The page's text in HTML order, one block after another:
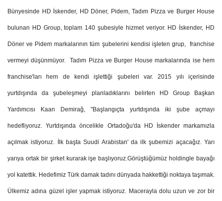
Bünyesinde HD İskender, HD Döner, Pidem, Tadım Pizza ve Burger House
bulunan HD Group, toplam 140 şubesiyle hizmet veriyor. HD İskender, HD
Döner ve Pidem markalarının tüm şubelerini kendisi işleten grup, franchise
vermeyi düşünmüyor. Tadım Pizza ve Burger House markalarında ise hem
franchise'ları hem de kendi işlettiği şubeleri var. 2015 yılı içerisinde
yurtdışında da şubeleşmeyi planladıklarını belirten HD Group Başkan
Yardımcısı Kaan Demirağ, "Başlangıçta yurtdışında iki şube açmayı
hedefliyoruz. Yurtdışında öncelikle Ortadoğu'da HD İskender markamızla
açılmak istiyoruz. İlk başta Suudi Arabistan' da ilk şubemizi açacağız. Yarı
yarıya ortak bir şirket kurarak işe başlıyoruz.Görüştüğümüz holdingle bayağı
yol katettik. Hedefimiz Türk damak tadını dünyada hakkettiği noktaya taşımak.
Ülkemiz adına güzel işler yapmak istiyoruz. Macerayla dolu uzun ve zor bir